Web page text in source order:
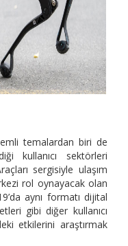
temalardan biri de
kullanıcı sektörleri
sergisiyle ulaşım
rol oynayacak olan
aynı formatı dijital
gibi diğer kullanıcı
etkilerini araştırmak